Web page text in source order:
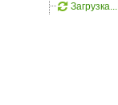
Загрузка...